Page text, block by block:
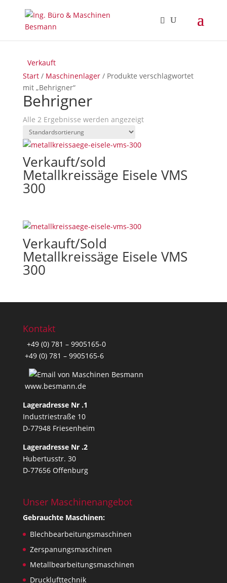
Start/ Maschinenlager/ Produkte verschlagwortet
mit „Behrigner“
Behrigner
Alle 2 Ergebnisse werden angezeigt
Verkauft
Verkauft/sold
Metallkreissäge Eisele VMS
300
Verkauft
Verkauft/Sold
Metallkreissäge Eisele VMS
300
Kontakt
+49 (0) 781 – 9905165-0
+49 (0) 781 – 9905165-6
www.besmann.de
Lageradresse Nr .1
Industriestraße 10
D-77948 Friesenheim
Lageradresse Nr .2
Hubertusstr. 30
D-77656 Offenburg
Unser Maschinenangebot
Gebrauchte Maschinen:
Blechbearbeitungsmaschinen
Zerspanungsmaschinen
Metallbearbeitungsmaschinen
Drucklufttechnik